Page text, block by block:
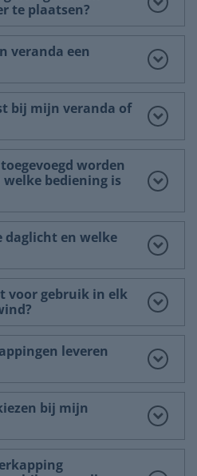
te plaatsen?
veranda een
bij mijn veranda of
worden
bediening is
daglicht en welke
voor gebruik in elk
leveren
bij mijn